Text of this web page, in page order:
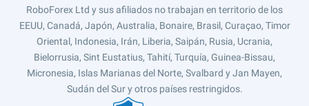
RoboForex Ltd y sus afiliados no trabajan en territorio de los
EEUU, Canadá, Japón, Australia, Bonaire, Brasil, Curaçao, Timor
Oriental, Indonesia, Irán, Liberia, Saipán, Rusia, Ucrania,
Bielorrusia, Sint Eustatius, Tahití, Turquía, Guinea-Bissau,
Micronesia, Islas Marianas del Norte, Svalbard y Jan Mayen,
Sudán del Sur y otros países restringidos.